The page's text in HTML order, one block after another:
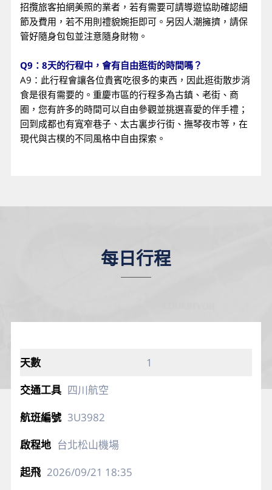
招攬旅客拍網美照的業者，若有需要可請導遊協助確認細
節及費用，若不用則禮貌婉拒即可。另因人潮擁擠，請保
管好隨身包包並注意隨身財物。
Q9：8天的行程中，會有自由逛街的時間嗎？
A9：此行程會讓各位貴賓吃很多的東西，因此逛街散步消
食是很有需要的。重慶市區的行程多為古鎮、老街、商
圈，您有許多的時間可以自由參觀並挑選喜愛的伴手禮；
回到成都也有寬窄巷子、太古裏步行街、撫琴夜市等，在
現代與古樸的不同風格中自由探索。
每日行程
1
四川航空
3U3982
台北松山機場
2026/09/21 18:35